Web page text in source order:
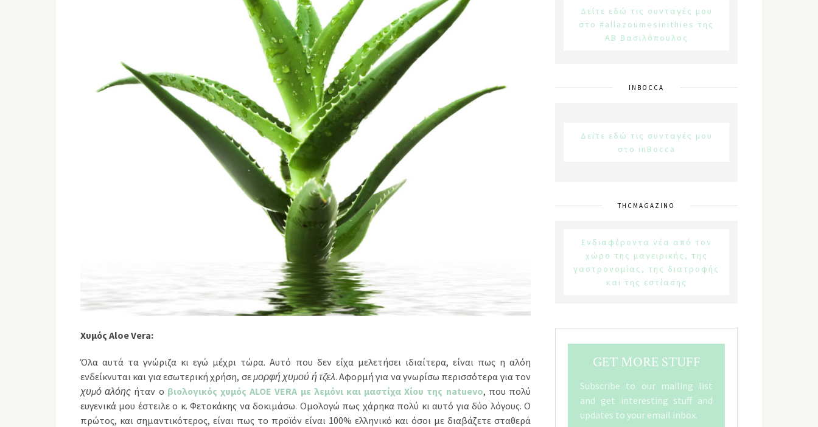
Χυμός AloeVera:
Όλα αυτά τα γνώριζα κι εγώ μέχρι τώρα. Αυτό που δεν είχα μελετήσει ιδιαίτερα, είναι πως η αλόη
ενδείκνυται και για εσωτερική χρήση, σεμορφή χυμού ή τζελ. Αφορμή για να γνωρίσω περισσότερα για τον
χυμό αλόης ήταν ο βιολογικός χυμόςALOEVERA με λεμόνι και μαστίχα Χίου της natuevo, που πολύ
ευγενικά μου έστειλε ο κ. Φετοκάκης να δοκιμάσω. Ομολογώ πως χάρηκα πολύ κι αυτό για δύο λόγους. Ο
πρώτος, και σημαντικότερος, είναι πως το προϊόν είναι 100% ελληνικό και όσοι με διαβάζετε σταθερά
Δείτε εδώ τις συνταγές μου
στο #allazoumesinithies της
ΑΒ Βασιλόπουλος
INBOCCA
Δείτε εδώ τις συνταγές μου
στο inBocca
THCMAGAZINO
Ενδιαφέροντα νέα από τον
χώρο της μαγειρικής, της
γαστρονομίας, της διατροφής
και της εστίασης
GET MORE STUFF
Subscribe to our mailing list
and get interesting stuff and
updates to your email inbox.